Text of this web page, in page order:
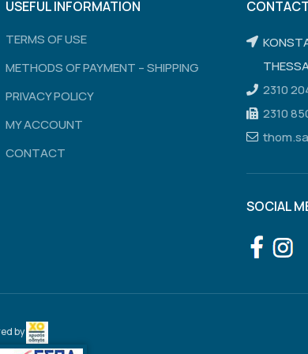
USEFUL INFORMATION
TERMS OF USE
METHODS OF PAYMENT – SHIPPING
PRIVACY POLICY
MY ACCOUNT
CONTACT
CONTACT
2310
2310
SOCIAL
by